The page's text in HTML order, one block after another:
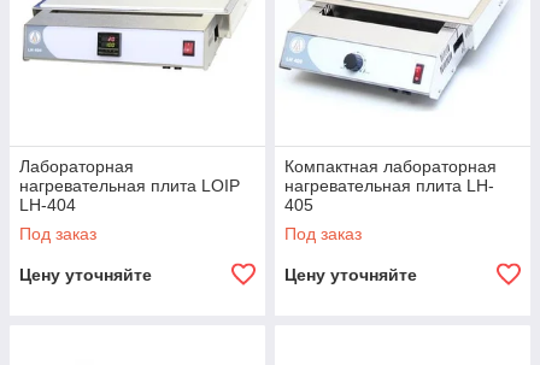
Лабораторная
нагревательная плита LOIP
LH-404
Под заказ
Цену уточняйте
Компактная лабораторная
нагревательная плита LH-
405
Под заказ
Цену уточняйте